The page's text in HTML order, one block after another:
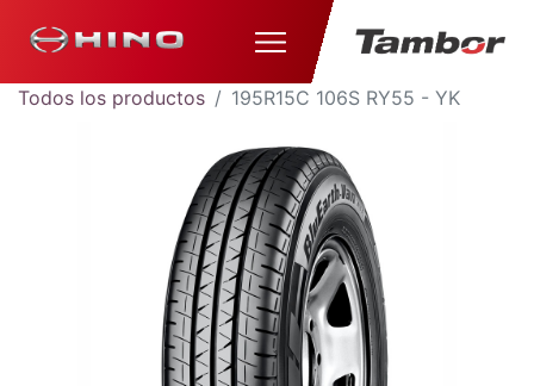
Todos los productos 195R15C 106S RY55 - YK